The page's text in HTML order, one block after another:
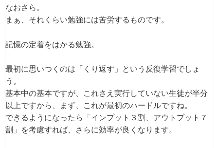
なおさら。
まぁ、それくらい勉強には苦労するものです。
記憶の定着をはかる勉強。
最初に思いつくのは「くり返す」という反復学習でしょ
う。
基本中の基本ですが、これさえ実行していない生徒が半分
以上ですから、まず、これが最初のハードルですね。
できるようになったら「インプット３割、アウトプット７
割」を考慮すれば、さらに効率が良くなります。